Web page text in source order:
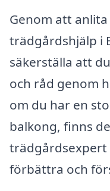
Genom att
trädgårdshjälp i
säkerställa att
och råd genom
om du har en
balkong, finns
förbättra och